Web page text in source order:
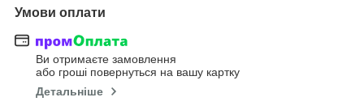
Умови оплати
Ви отримаєте замовлення
або гроші повернуться на вашу картку
Детальніше